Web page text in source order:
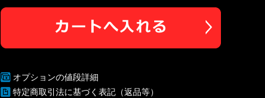
オプションの値段詳細
特定商取引法に基づく表記（返品等）